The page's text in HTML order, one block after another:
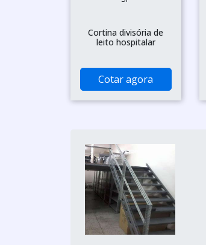
Cortina divisória de
leito hospitalar
Cotar agora